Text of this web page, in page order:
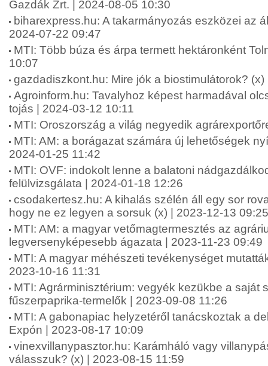
Gazdák Zrt. | 2024-08-05 10:30
biharexpress.hu: A takarmányozás eszközei az
2024-07-22 09:47
MTI: Több búza és árpa termett hektáronként
10:07
gazdadiszkont.hu: Mire jók a biostimulátorok?
Agroinform.hu: Tavalyhoz képest harmadával
tojás | 2024-03-12 10:11
MTI: Oroszország a világ negyedik
MTI: AM: a borágazat számára új lehetőségek
2024-01-25 11:42
MTI: OVF: indokolt lenne a balatoni
felülvizsgálata | 2024-01-18 12:26
csodakertesz.hu: A kihalás szélén áll egy sor
hogy ne ez legyen a sorsuk (x) | 2023-12-13 09:25
MTI: AM: a magyar vetőmagtermesztés az
legversenyképesebb ágazata | 2023-11-23 09:49
MTI: A magyar méhészeti tevékenységet
2023-10-16 11:31
MTI: Agrárminisztérium: vegyék kezükbe a saját
fűszerpaprika-termelők | 2023-09-08 11:26
MTI: A gabonapiac helyzetéről tanácskoztak a
Expón | 2023-08-17 10:09
vinexvillanypasztor.hu: Karámháló vagy
válasszuk? (x) | 2023-08-15 11:59